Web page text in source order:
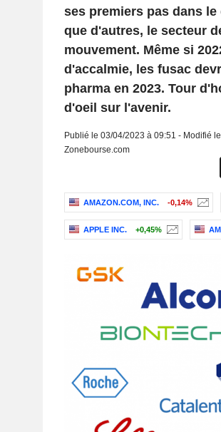
ses premiers pas dans
que d'autres, le secteur
mouvement. Même si
d'accalmie, les fusac
pharma en 2023. Tour
d'oeil sur l'avenir.
Publié le 03/04/2023 à 09:51 - Modifié
Zonebourse.com
AMAZON.COM, INC. -0,14%
APPLE INC. +0,45%